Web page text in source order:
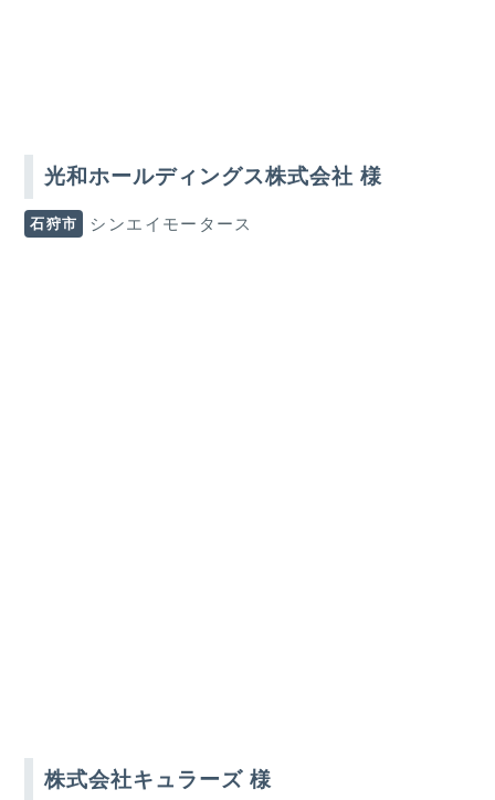
光和ホールディングス株式会社 様
石狩市 シンエイモータース
株式会社キュラーズ 様